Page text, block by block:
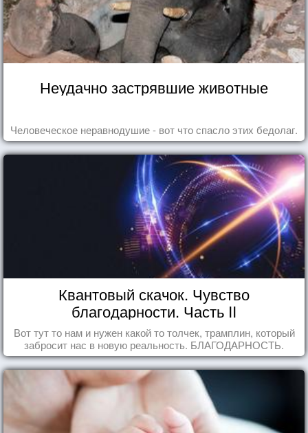
Неудачно застрявшие животные
Человеческое неравнодушие - вот что спасло этих бедолаг.
Квантовый скачок. Чувство
благодарности. Часть II
Вот тут то нам и нужен какой то толчек, трамплин, который
забросит нас в новую реальность. БЛАГОДАРНОСТЬ.